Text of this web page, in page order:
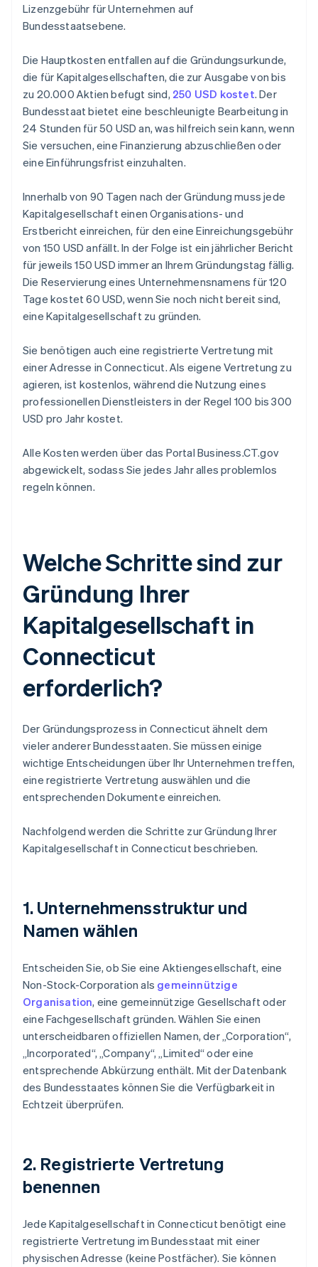
Lizenzgebühr für Unternehmen auf
Bundesstaatsebene.
Die Hauptkosten entfallen auf die Gründungsurkunde,
die für Kapitalgesellschaften, die zur Ausgabe von bis
zu 20.000 Aktien befugt sind, 250 USD kostet. Der
Bundesstaat bietet eine beschleunigte Bearbeitung in
24 Stunden für 50 USD an, was hilfreich sein kann, wenn
Sie versuchen, eine Finanzierung abzuschließen oder
eine Einführungsfrist einzuhalten.
Innerhalb von 90 Tagen nach der Gründung muss jede
Kapitalgesellschaft einen Organisations- und
Erstbericht einreichen, für den eine Einreichungsgebühr
von 150 USD anfällt. In der Folge ist ein jährlicher Bericht
für jeweils 150 USD immer an Ihrem Gründungstag fällig.
Die Reservierung eines Unternehmensnamens für 120
Tage kostet 60 USD, wenn Sie noch nicht bereit sind,
eine Kapitalgesellschaft zu gründen.
Sie benötigen auch eine registrierte Vertretung mit
einer Adresse in Connecticut. Als eigene Vertretung zu
agieren, ist kostenlos, während die Nutzung eines
professionellen Dienstleisters in der Regel 100 bis 300
USD pro Jahr kostet.
Alle Kosten werden über das Portal Business.CT.gov
abgewickelt, sodass Sie jedes Jahr alles problemlos
regeln können.
Welche Schritte sind zur
Gründung Ihrer
Kapitalgesellschaft in
Connecticut
erforderlich?
Der Gründungsprozess in Connecticut ähnelt dem
vieler anderer Bundesstaaten. Sie müssen einige
wichtige Entscheidungen über Ihr Unternehmen treffen,
eine registrierte Vertretung auswählen und die
entsprechenden Dokumente einreichen.
Nachfolgend werden die Schritte zur Gründung Ihrer
Kapitalgesellschaft in Connecticut beschrieben.
1. Unternehmensstruktur und
Namen wählen
Entscheiden Sie, ob Sie eine Aktiengesellschaft, eine
Non-Stock-Corporation als gemeinnützige
Organisation, eine gemeinnützige Gesellschaft oder
eine Fachgesellschaft gründen. Wählen Sie einen
unterscheidbaren offiziellen Namen, der „Corporation“,
„Incorporated“, „Company“, „Limited“ oder eine
entsprechende Abkürzung enthält. Mit der Datenbank
des Bundesstaates können Sie die Verfügbarkeit in
Echtzeit überprüfen.
2. Registrierte Vertretung
benennen
Jede Kapitalgesellschaft in Connecticut benötigt eine
registrierte Vertretung im Bundesstaat mit einer
physischen Adresse (keine Postfächer). Sie können